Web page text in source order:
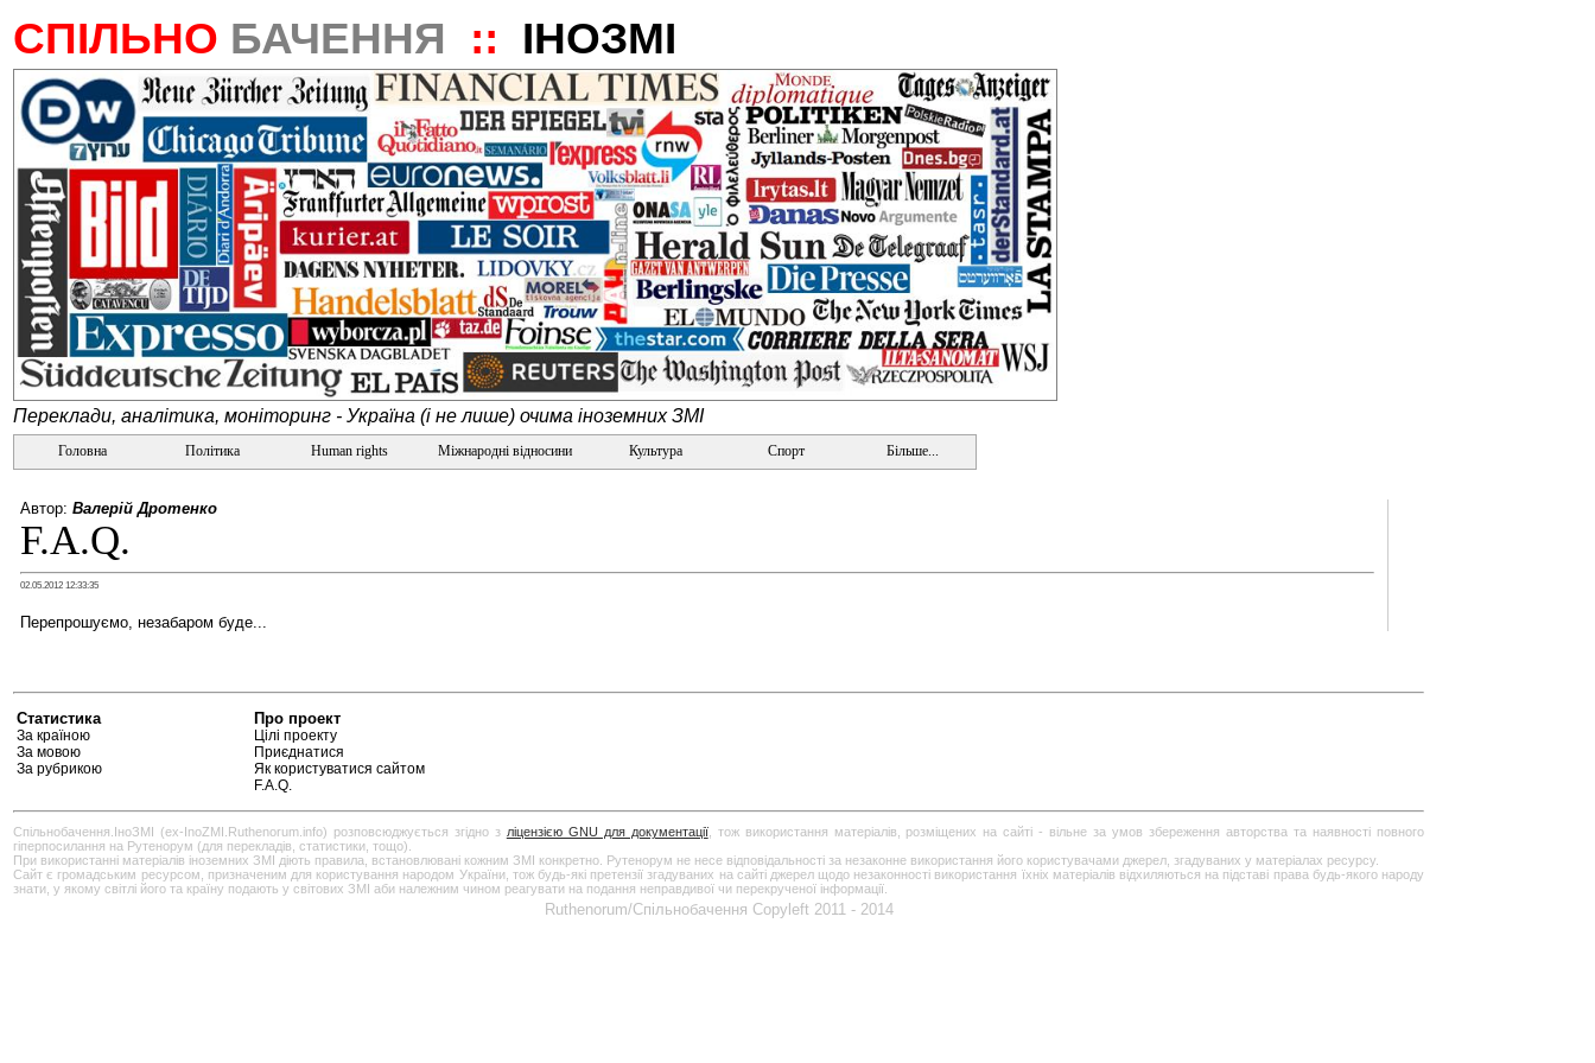
СПІЛЬНО БАЧЕННЯ :: ІНОЗМІ
Переклади, аналітика, моніторинг - Україна (і не лише) очима іноземних ЗМІ
Головна Політика Human rights Міжнародні відносини Культура Спорт Більше...
Автор: Валерій Дротенко
F.A.Q.
02.05.2012 12:33:35
Перепрошуємо, незабаром буде...
Статистика
За країною
За мовою
За рубрикою
Про проект
Цілі проекту
Приєднатися
Як користуватися сайтом
F.A.Q.
Спільнобачення.ІноЗМІ (ex-InoZMI.Ruthenorum.info) розповсюджується згідно з ліцензією GNU для документації, тож використання матеріалів, розміщених на сайті - вільне за умов збереження авторства та наявності повного
гіперпосилання на Рутенорум (для перекладів, статистики, тощо).
При використанні матеріалів іноземних ЗМІ діють правила, встановлювані кожним ЗМІ конкретно. Рутенорум не несе відповідальності за незаконне використання його користувачами джерел, згадуваних у матеріалах ресурсу.
Сайт є громадським ресурсом, призначеним для користування народом України, тож будь-які претензії згадуваних на сайті джерел щодо незаконності використання їхніх матеріалів відхиляються на підставі права будь-якого народу
знати, у якому світлі його та країну подають у світових ЗМІ аби належним чином реагувати на подання неправдивої чи перекрученої інформації.
Ruthenorum/Спільнобачення Copyleft 2011 - 2014